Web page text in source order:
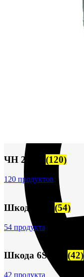
ЧН 25/34 (120)
120 продуктов
Шкода-275 (54)
54 продукта
Шкода 6S-160 (42)
42 продукта